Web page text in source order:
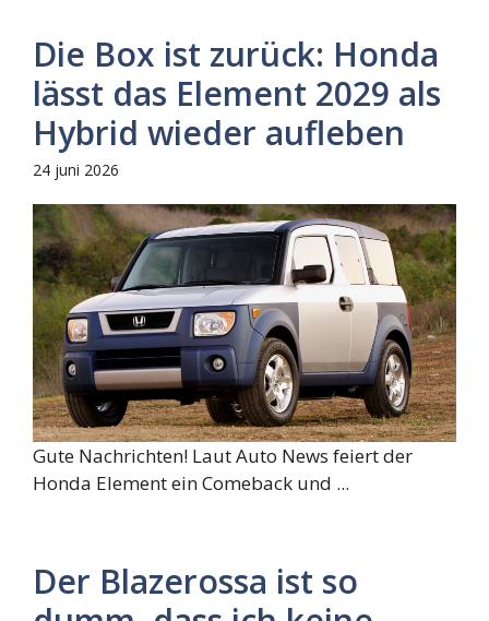
Die Box ist zurück: Honda
lässt das Element 2029 als
Hybrid wieder aufleben
24 juni 2026
Gute Nachrichten! Laut Auto News feiert der
Honda Element ein Comeback und ...
Der Blazerossa ist so